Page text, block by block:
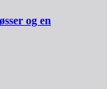
og en